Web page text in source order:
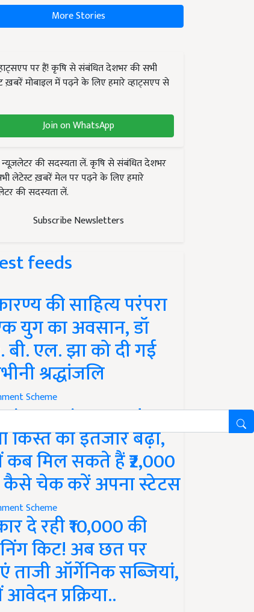
More Stories
पर हैं! कृषि से संबंधित देशभर की सभी
ख़बरें मोबाइल में पढ़ने के लिए हमारे व्हाट्सएप से
Join on WhatsApp
न्यूज़लेटर की सदस्यता लें. कृषि से संबंधित देशभर
लेटेस्ट ख़बरें मेल पर पढ़ने के लिए हमारे
की सदस्यता लें.
Subscribe Newsletters
feeds
की साहित्य परंपरा
युग का अवसान, डॉ
बी. एल. झा को दी गई
श्रद्धांजलि
Scheme
Yojana Update:
किस्त का इंतजार बढ़ा,
कब मिल सकते हैं ₹2,000
चेक करें अपना स्टेटस
Scheme
दे रही ₹10,000 की
किट! अब छत पर
ताजी ऑर्गेनिक सब्जियां,
प्रक्रिया..